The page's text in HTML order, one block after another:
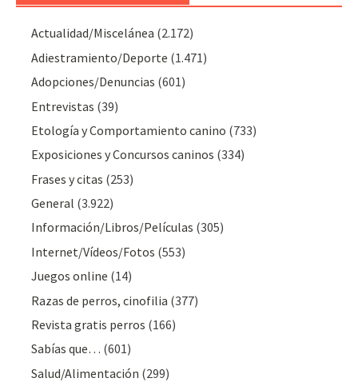
Actualidad/Miscelánea (2.172)
Adiestramiento/Deporte (1.471)
Adopciones/Denuncias (601)
Entrevistas (39)
Etología y Comportamiento canino (733)
Exposiciones y Concursos caninos (334)
Frases y citas (253)
General (3.922)
Información/Libros/Películas (305)
Internet/Vídeos/Fotos (553)
Juegos online (14)
Razas de perros, cinofilia (377)
Revista gratis perros (166)
Sabías que… (601)
Salud/Alimentación (299)